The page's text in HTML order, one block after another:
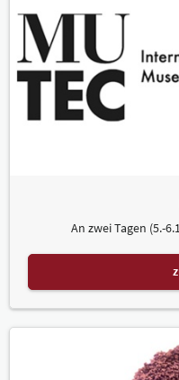
An zwei Tagen (5.-